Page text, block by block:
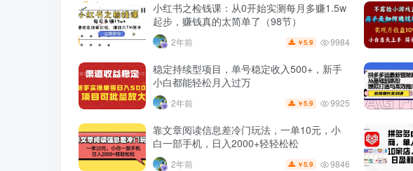
小红书之检钱课：从0开始实测每月多赚1.5w
起步，赚钱真的太简单了（98节）
2年前 ￥5.9 9984
稳定持续型项目，单号稳定收入500+，新手
小白都能轻松月入过万
2年前 ￥5.9 9925
靠文章阅读信息差冷门玩法，一单10元，小
白一部手机，日入2000+轻轻松松
2年前 ￥5.9 9846